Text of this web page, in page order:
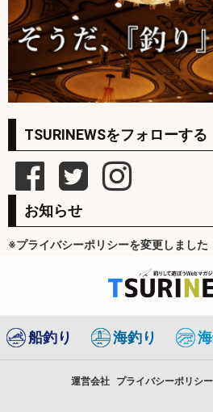
TSURINEWSをフォローする
お知らせ
※プライバシーポリシーを変更しました
船釣り 海釣り
運営会社 プライバシーポリシー